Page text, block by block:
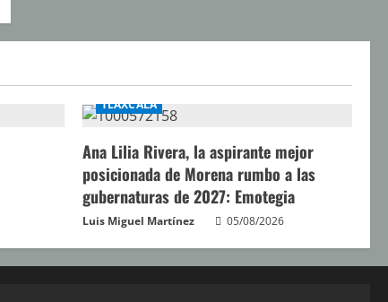
TLAXCALA
Ana Lilia Rivera, la aspirante mejor
posicionada de Morena rumbo a las
gubernaturas de 2027: Emotegia
Luis Miguel Martínez 05/08/2026